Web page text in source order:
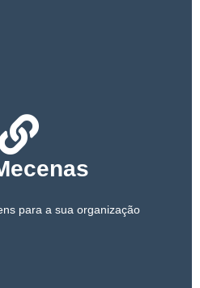
para a sua organização